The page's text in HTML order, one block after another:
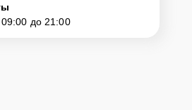
до 21:00